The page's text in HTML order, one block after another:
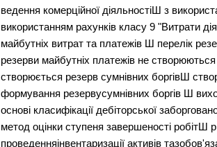
ведення комерційної діяльностіШ з
використанням рахунків класу 9 "Витрати
майбутніх витрат та платежів Ш перелік
резерви майбутніх платежів не
створюється резерв сумнівних боргівШ
формування резервусумнівних боргів Ш
основі класифікації дебіторської
метод оцінки ступеня завершеності робітШ
проведенняінвентаризації активів